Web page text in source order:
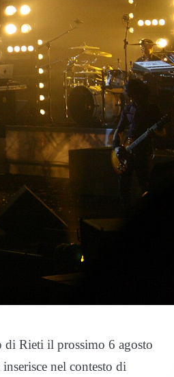
di Rieti il prossimo 6 agosto
nel contesto di